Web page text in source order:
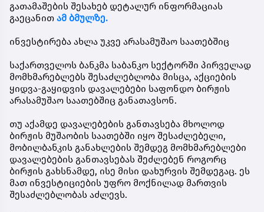
გათამაშების შესახებ დეტალურ ინფორმაციას
გაეცანით ამ ბმულზე.
ინვესტირება ახლა უკვე არასამუშაო საათებშიც
საქართველოს ბანკმა საბანკო სექტორში პირველად
მომხმარებლებს შესაძლებლობა მისცა, აქციების
ყიდვა-გაყიდვის დავალებები საფონდო ბირჟის
არასამუშაო საათებშიც განათავსონ.
თუ აქამდე დავალებების განთავსება მხოლოდ
ბირჟის მუშაობის საათებში იყო შესაძლებელი,
მობილბანკის განახლების შემდეგ მომხმარებლები
დავალებების განთავსებას შეძლებენ როგორც
ბირჟის გახსნამდე, ისე მისი დახურვის შემდეგაც. ეს
მათ ინვესტიციების უფრო მოქნილად მართვის
შესაძლებლობას აძლევს.